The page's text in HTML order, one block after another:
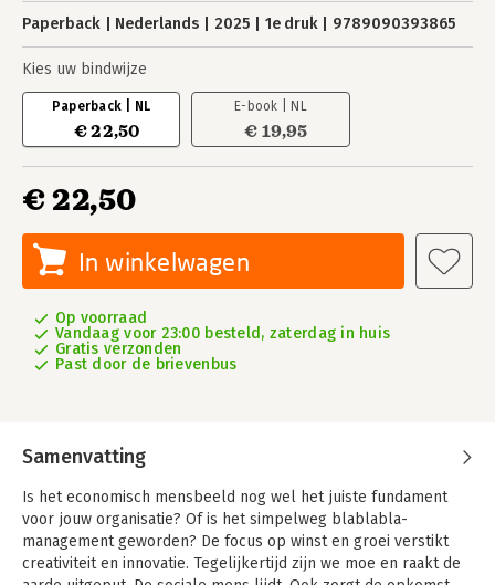
Paperback Nederlands 2025 1e druk 9789090393865
Kies uw bindwijze
Paperback | NL
€ 22,50
E-book | NL
€ 19,95
€ 22,50
In winkelwagen
Op voorraad
Vandaag voor 23:00 besteld, zaterdag in huis
Gratis verzonden
Past door de brievenbus
Samenvatting
Is het economisch mensbeeld nog wel het juiste fundament
voor jouw organisatie? Of is het simpelweg blablabla-
management geworden? De focus op winst en groei verstikt
creativiteit en innovatie. Tegelijkertijd zijn we moe en raakt de